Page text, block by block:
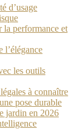
d’usage
la performance et
l’élégance
les outils
à connaître
pose durable
jardin en 2026